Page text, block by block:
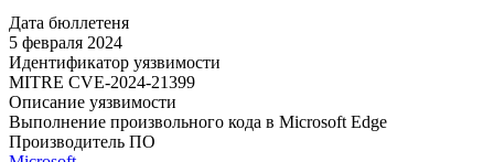
Дата бюллетеня
5 февраля 2024
Идентификатор уязвимости
MITRE CVE-2024-21399
Описание уязвимости
Выполнение произвольного кода в Microsoft Edge
Производитель ПО